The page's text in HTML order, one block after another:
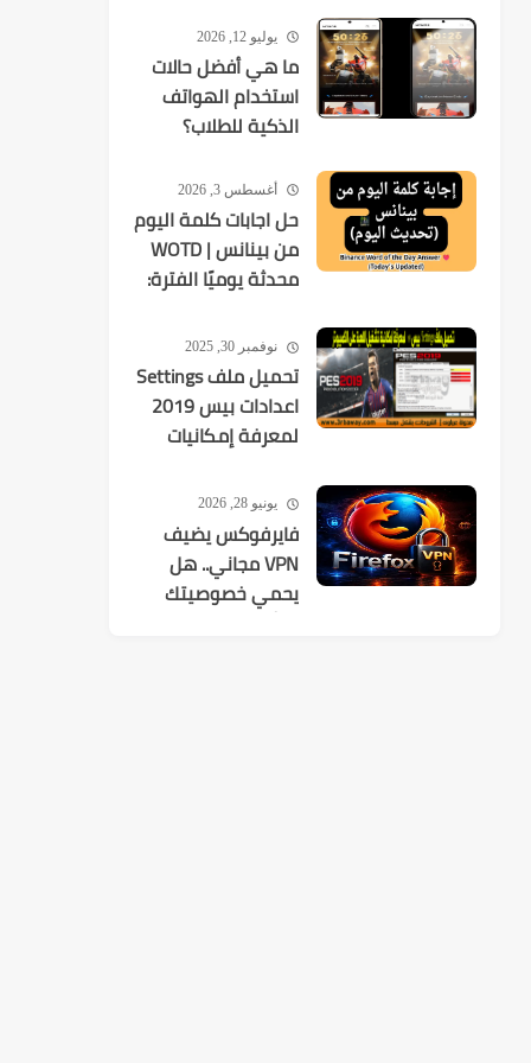
يوليو 12, 2026
ما هي أفضل حالات
استخدام الهواتف
الذكية للطلاب؟
أغسطس 3, 2026
حل اجابات كلمة اليوم
من بينانس | WOTD
محدثة يوميًا الفترة:
2026-08-09
نوفمبر 30, 2025
تحميل ملف Settings
اعدادات بيس 2019
لمعرفة إمكانيات
يونيو 28, 2026
فايرفوكس يضيف
VPN مجاني.. هل
يحمي خصوصيتك
فعلًا؟